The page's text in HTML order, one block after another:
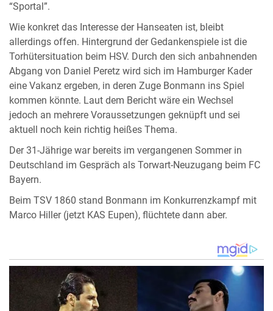
“Sportal”.
Wie konkret das Interesse der Hanseaten ist, bleibt
allerdings offen. Hintergrund der Gedankenspiele ist die
Torhütersituation beim HSV. Durch den sich anbahnenden
Abgang von Daniel Peretz wird sich im Hamburger Kader
eine Vakanz ergeben, in deren Zuge Bonmann ins Spiel
kommen könnte. Laut dem Bericht wäre ein Wechsel
jedoch an mehrere Voraussetzungen geknüpft und sei
aktuell noch kein richtig heißes Thema.
Der 31-Jährige war bereits im vergangenen Sommer in
Deutschland im Gespräch als Torwart-Neuzugang beim FC
Bayern.
Beim TSV 1860 stand Bonmann im Konkurrenzkampf mit
Marco Hiller (jetzt KAS Eupen), flüchtete dann aber.